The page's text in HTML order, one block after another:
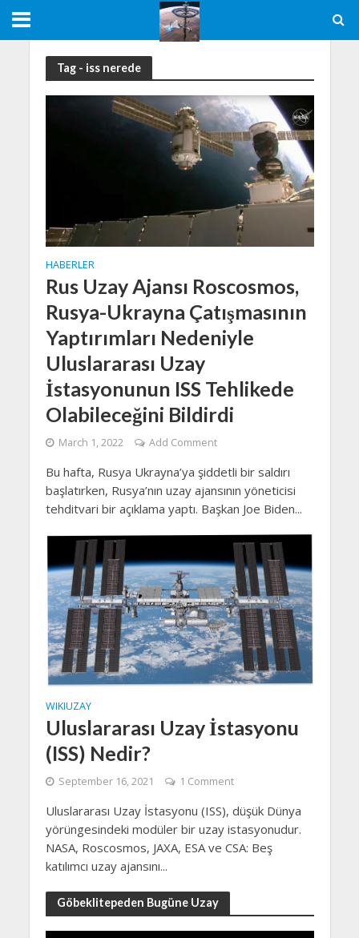
Tag - iss nerede
HABERLER
Rus Uzay Ajansı Roscosmos,
Rusya-Ukrayna Çatışmasının
Yaptırımları Nedeniyle
Uluslararası Uzay
İstasyonunun ISS Tehlikede
Olabileceğini Bildirdi
March 1, 2022 Add Comment
Bu hafta, Rusya Ukrayna’ya şiddetli bir saldırı
başlatırken, Rusya’nın uzay ajansının yöneticisi
tehditvari bir açıklama yaptı. Başkan Joe Biden...
WIKIUZAY
Uluslararası Uzay İstasyonu
(ISS) Nedir?
September 16, 2021 1 Comment
Uluslararası Uzay İstasyonu (ISS), düşük Dünya
yörüngesindeki modüler bir uzay istasyonudur.
NASA, Roscosmos, JAXA, ESA ve CSA: Beş
katılımcı uzay ajansını...
Göbeklitepeden Bugüne Uzay